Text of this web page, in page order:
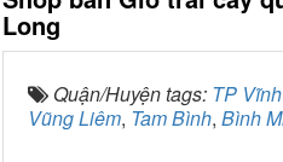
Long
Quận/Huyện tags: TP
Vũng Liêm, Tam Bình, Bình